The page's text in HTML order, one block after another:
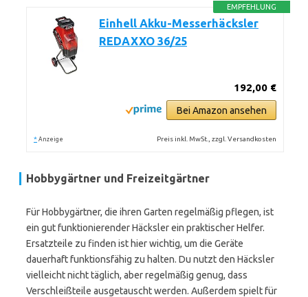
EMPFEHLUNG
Einhell Akku-Messerhäcksler
REDAXXO 36/25
192,00 €
Bei Amazon ansehen
* Anzeige Preis inkl. MwSt., zzgl. Versandkosten
Hobbygärtner und Freizeitgärtner
Für Hobbygärtner, die ihren Garten regelmäßig pflegen, ist
ein gut funktionierender Häcksler ein praktischer Helfer.
Ersatzteile zu finden ist hier wichtig, um die Geräte
dauerhaft funktionsfähig zu halten. Du nutzt den Häcksler
vielleicht nicht täglich, aber regelmäßig genug, dass
Verschleißteile ausgetauscht werden. Außerdem spielt für